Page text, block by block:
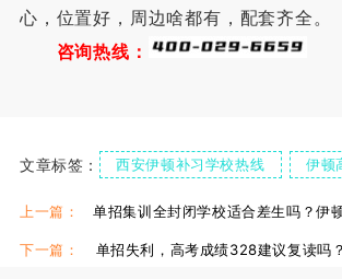
心，位置好，周边啥都有，配套齐全。
咨询热线：
文章标签： 西安伊顿补习学校热线 伊顿
西安伊顿高三全日制 伊顿单招复读学校
伊顿单招集训课
上一篇：
下一篇：